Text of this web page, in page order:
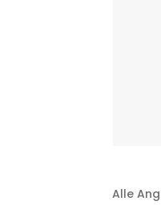
Alle